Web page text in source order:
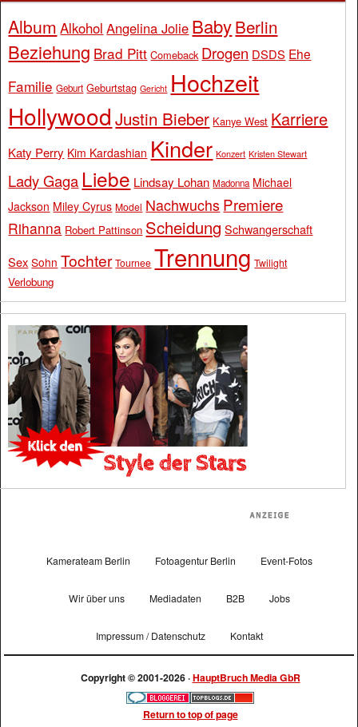
Album Alkohol Angelina Jolie BabyBerlin
Beziehung Brad Pitt Comeback Drogen DSDS Ehe
Familie Geburt Geburtstag Gericht Hochzeit
Hollywood Justin Bieber Kanye West Karriere
Katy Perry Kim Kardashian Kinder Konzert Kristen Stewart
Lady Gaga Liebe Lindsay Lohan Madonna Michael
Jackson Miley Cyrus Model Nachwuchs Premiere
Rihanna Robert Pattinson Scheidung Schwangerschaft
Sex Sohn Tochter Tournee Trennung Twilight
Verlobung
Kamerateam Berlin Fotoagentur Berlin Event-Fotos
Wir über uns Mediadaten B2B Jobs
Impressum / Datenschutz Kontakt
Copyright © 2001-2026 ·HauptBruch Media GbR
Return to top of page